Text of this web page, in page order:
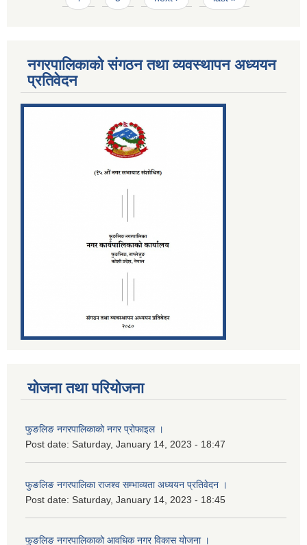
नगरपालिकाको संगठन तथा व्यवस्थापन अध्ययन
प्रतिवेदन
योजना तथा परियोजना
फुङलिङ नगरपालिकाको नगर प्रोफाइल ।
Post date: Saturday, January 14, 2023 - 18:47
फुङलिङ नगरपालिका राजश्व सम्भाव्यता अध्ययन प्रतिवेदन ।
Post date: Saturday, January 14, 2023 - 18:45
फुङलिङ नगरपालिकाको आवधिक नगर विकास योजना ।